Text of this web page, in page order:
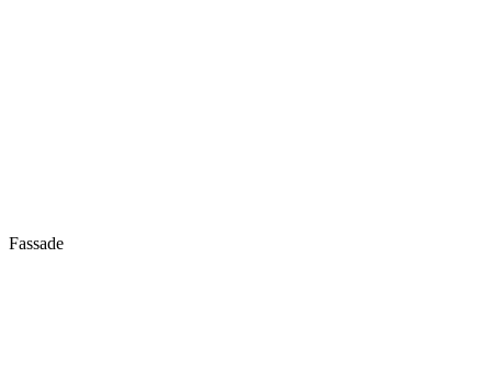
Fassade